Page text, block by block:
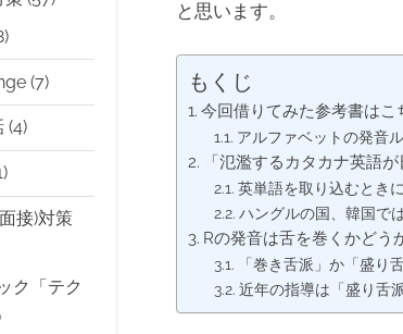
と思います。
もくじ
今回借りてみた参考書はこ
アルファベットの発音
「氾濫するカタカナ英語
英単語を取り込むとき
ハングルの国、韓国で
Rの発音は舌を巻くかどう
「巻き舌派」か「盛り
近年の指導は「盛り舌派
(7)
(4)
接)対策
ク「テク